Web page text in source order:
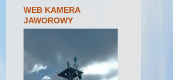
WEB KAMERA
JAWOROWY